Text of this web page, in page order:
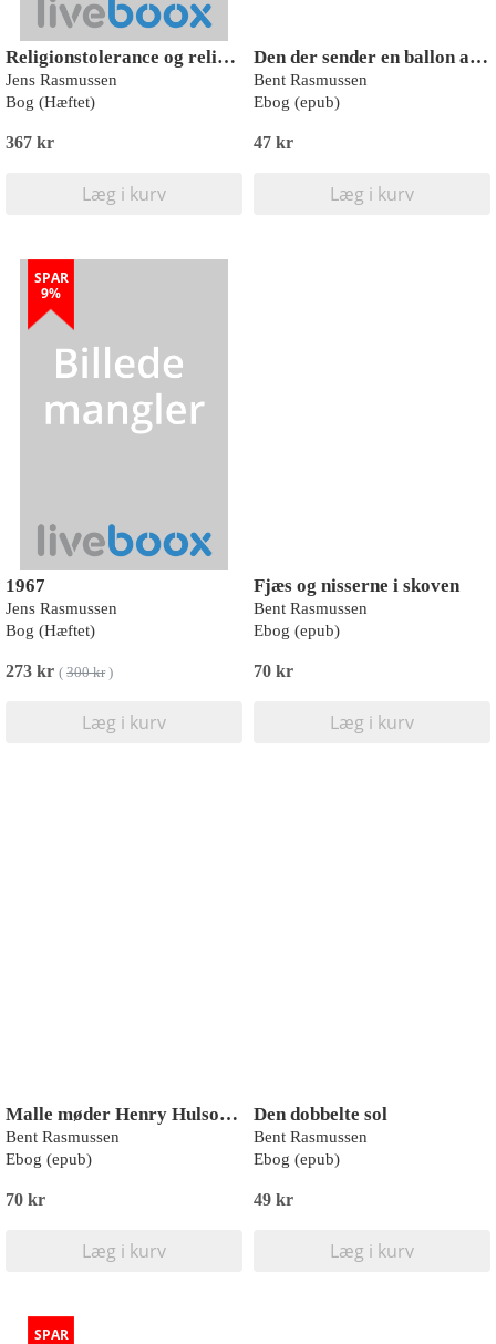
Religionstolerance og religionsfrihed
Jens Rasmussen
Bog (Hæftet)
367 kr
Læg i kurv
Den der sender en ballon af sted
Bent Rasmussen
Ebog (epub)
47 kr
Læg i kurv
SPAR
9%
1967
Jens Rasmussen
Bog (Hæftet)
273 kr ( 300 kr)
Læg i kurv
Fjæs og nisserne i skoven
Bent Rasmussen
Ebog (epub)
70 kr
Læg i kurv
Malle møder Henry Hulsok og ballonskipper Olsen
Bent Rasmussen
Ebog (epub)
70 kr
Læg i kurv
Den dobbelte sol
Bent Rasmussen
Ebog (epub)
49 kr
Læg i kurv
SPAR